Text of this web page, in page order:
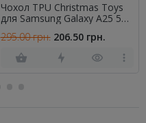
Чохол TPU Christmas Toys
для Samsung Galaxy A25 5G
295.00 грн. 206.50 грн.